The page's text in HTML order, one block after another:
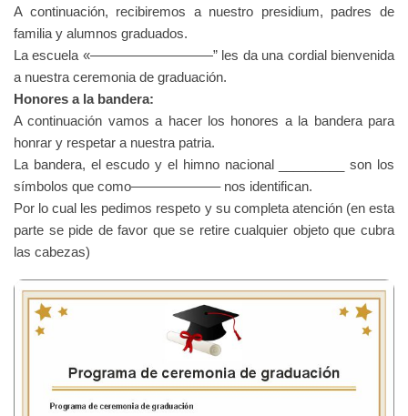
A continuación, recibiremos a nuestro presidium, padres de
familia y alumnos graduados.
La escuela «—————————” les da una cordial bienvenida
a nuestra ceremonia de graduación.
Honores a la bandera:
A continuación vamos a hacer los honores a la bandera para
honrar y respetar a nuestra patria.
La bandera, el escudo y el himno nacional _________ son los
símbolos que como——————– nos identifican.
Por lo cual les pedimos respeto y su completa atención (en esta
parte se pide de favor que se retire cualquier objeto que cubra
las cabezas)